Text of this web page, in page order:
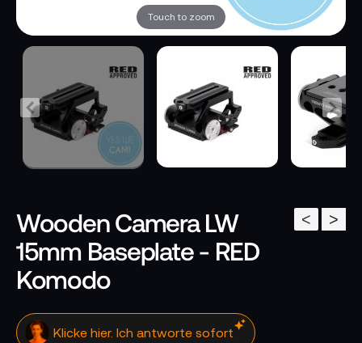
Touch to zoom
>
<
Wooden Camera LW
15mm Baseplate - RED
Komodo
Klicke hier. Ich antworte sofort